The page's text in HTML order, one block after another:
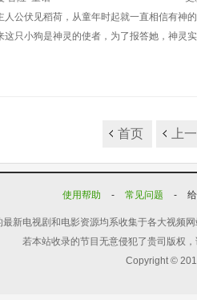
人公伏见稻荷，从童年时起就一直相信有神
这只小狗是神灵的使者，为了报答她，神
首页 上
使用帮助 - 常见问题 -
最新电视剧和电影资源均系收集于各大视频
若本站收录的节目无意侵犯了贵司版权
Copyright ©